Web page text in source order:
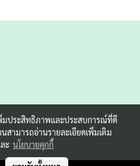
มประสิทธิภาพและประสบการณ์ที่ดี
สามารถอ่านรายละเอียดเพิ่มเติม
ะ นโยบายคุกกี้